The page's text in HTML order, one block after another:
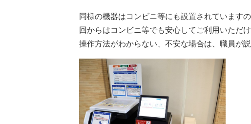
同様の機器はコンビニ等にも設置されています
回からはコンビニ等でも安心してご利用いただけ
操作方法がわからない、不安な場合は、職員が